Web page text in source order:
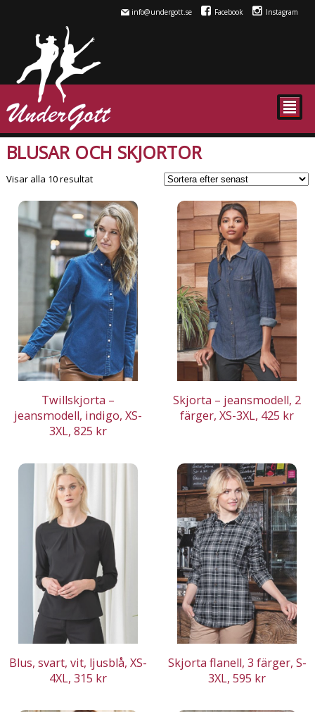
info@undergott.se Facebook Instagram
²
BLUSAR OCH SKJORTOR
Visar alla 10 resultatSortera
senaste
Twillskjorta –
jeansmodell, indigo, XS-
3XL, 825 kr
Skjorta – jeansmodell, 2
färger, XS-3XL, 425 kr
Blus, svart, vit, ljusblå, XS-
4XL, 315 kr
Skjorta flanell, 3 färger, S-
3XL, 595 kr